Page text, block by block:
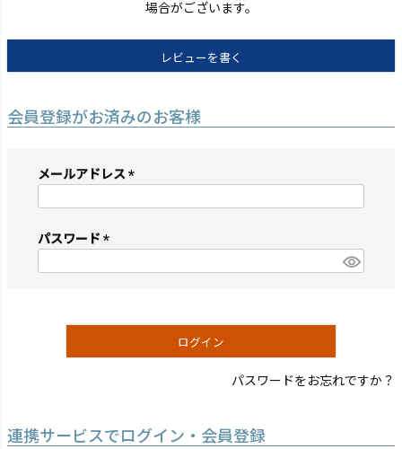
場合がございます。
レビューを書く
会員登録がお済みのお客様
メールアドレス
須)
パスワード
須)
ログイン
パスワードをお忘れですか？
連携サービスでログイン・会員登録